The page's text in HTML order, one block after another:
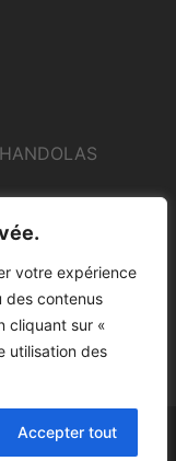
votre expérience
des contenus
cliquant sur «
utilisation des
Accepter tout
par Sydney